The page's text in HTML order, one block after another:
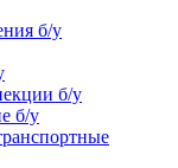
б/у
б/у
б/у